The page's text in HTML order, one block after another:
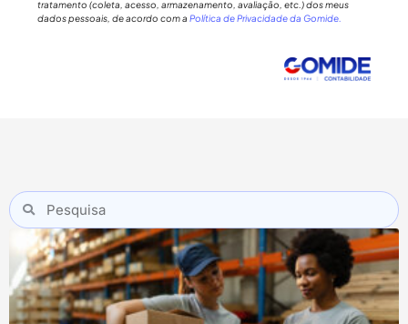
tratamento (coleta, acesso, armazenamento, avaliação, etc.) dos meus
dados pessoais, de acordo com a Política de Privacidade da Gomide.